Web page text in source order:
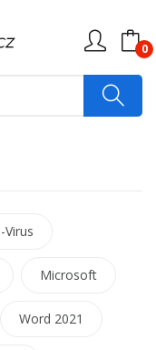
0
Virus
Microsoft
Word 2021